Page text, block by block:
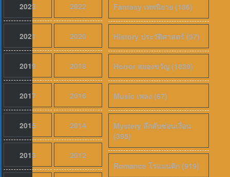
2023 2022
2021 2020
2019 2018
2017 2016
2015 2014
2013 2012
Fantasy เทพนิยาย (186)
History ประวัติศาสตร์ (97)
Horror สยองขวัญ (1039)
Music เพลง (67)
Mystery ลึกลับซ่อนเงื่อน
(395)
Romance โรแมนติก (919)